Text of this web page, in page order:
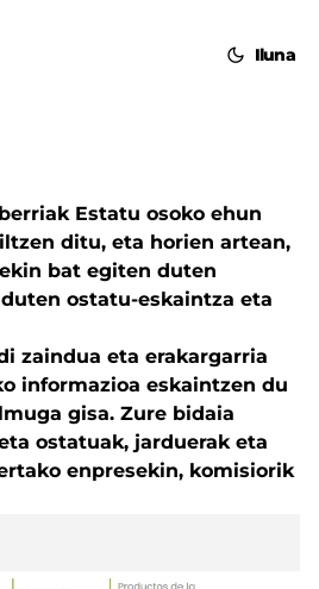
Iluna
Estatu osoko ehun
ditu, eta horien artean,
bat egiten duten
ostatu-eskaintza eta
zaindua eta erakargarria
informazioa eskaintzen du
gisa. Zure bidaia
ostatuak, jarduerak eta
enpresekin, komisiorik